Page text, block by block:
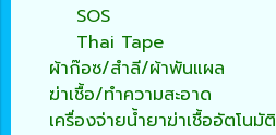
SOS
Thai Tape
ผ้าก๊อซ/สำลี/ผ้าพันแผล
ฆ่าเชื้อ/ทำความสะอาด
เครื่องจ่ายน้ำยาฆ่าเชื้ออัตโนมัติ